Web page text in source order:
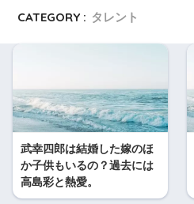
CATEGORY : タレント
武幸四郎は結婚した嫁のほ
か子供もいるの？過去には
高島彩と熱愛。